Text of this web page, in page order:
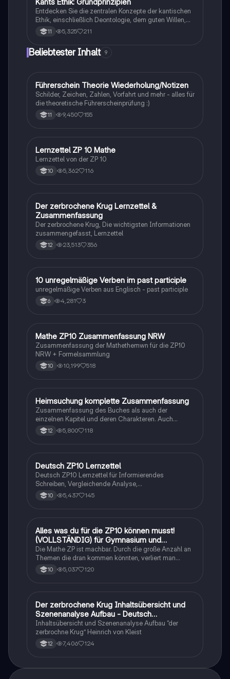
und bietet wertvolle Einblicke für Ihre
Religionsklausur.
Ethik
Entdecken Sie die zentralen Konzepte der kantischen
Ethik, einschließlich Deontologie, dem guten Willen,
Pflicht und Neigung sowie dem kategorischen
Imperativ. Diese Zusammenfassung bietet eine klare
Bedeutung der Menschenwürde. Ideal für
11 5,325 211
Beliebtester Inhalt 9
Lerntipps
Führerschein Theorie Wiederholung/Notizen
Schilder, Zeichen, Zahlen, Vorfahrt und mehr - alles für
die theoretische Führerscheinprüfung :)
11 9,450 155
Mathe
Lernzettel ZP 10 Mathe
Lernzettel von der ZP 10
10 5,362 116
Deutsch
Der zerbrochene Krug Lernzettel &
Zusammenfassung
Der zerbrochene Krug, Die wichtigsten Informationen
zusammengefasst, Lernzettel
12 23,513 356
1 Englisch
10 unregelmäßige Verben im past participle
unregelmäßige Verben aus Englisch - past participle
6 4,281 3
Mathe
Mathe ZP10 Zusammenfassung NRW
Zusammenfassung der Mathethemwn für die ZP10
NRW + Formelsammlung
10 10,199 518
Deutsch
Heimsuchung komplette Zusammenfassung
Zusammenfassung des Buches als auch der
einzelnen Kapitel und deren Charakteren. Auch
tabellarisch. Im Unterricht ohne KI erstellt
12 5,800 118
Deutsch
Deutsch ZP10 Lernzettel
Deutsch ZP10 Lernzettel für Informierendes
Schreiben, Vergleichende Analyse,
Sachtexte/Roman/Gedicht..
10 5,437 145
Mathe
Alles was du für die ZP10 können musst!
(VOLLSTÄNDIG) für Gymnasium und
Realschule
Die Mathe ZP ist machbar. Durch die große Anzahl an
Themen die dran kommen könnten, verliert man
schnell den Überblick. Also habe ich von den kleinsten
Themen bis hin zu den größten alles
10 5,037 120
Deutsch
Der zerbrochene Krug Inhaltsübersicht und
Szenenanalyse Aufbau - Deutsch
Q1/Q2/Abitur
Inhaltsübersicht und Szenenanalyse Aufbau “der
zerbrochne Krug” Heinrich von Kleist
12 7,406 124